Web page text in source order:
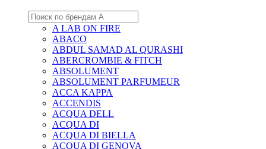
A LAB ON FIRE
ABACO
ABDUL SAMAD AL QURASHI
ABERCROMBIE & FITCH
ABSOLUMENT
ABSOLUMENT PARFUMEUR
ACCA KAPPA
ACCENDIS
ACQUA DELL
ACQUA DI
ACQUA DI BIELLA
ACQUA DI GENOVA